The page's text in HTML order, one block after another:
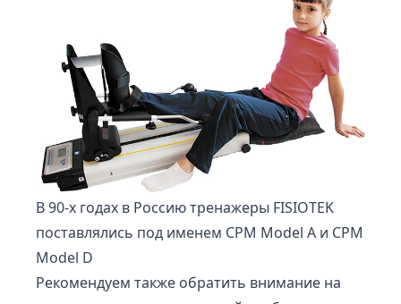
В 90-х годах в Россию тренажеры FISIOTEK
поставлялись под именем CPM Model A и CPM
Model D
Рекомендуем также обратить внимание на